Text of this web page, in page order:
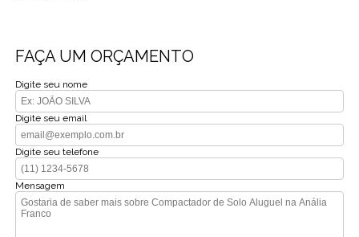
FAÇA UM ORÇAMENTO
Digite seu nome
Digite seu email
Digite seu telefone
Mensagem